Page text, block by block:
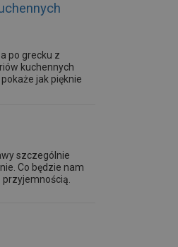
po grecku z
kuchennych
jak pięknie
szczególnie
Co będzie nam